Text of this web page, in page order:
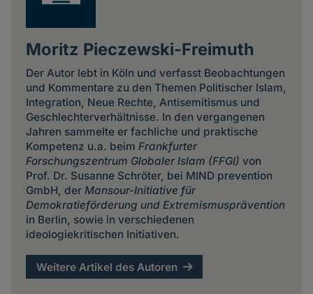
Moritz Pieczewski-Freimuth
Der Autor lebt in Köln und verfasst Beobachtungen
und Kommentare zu den Themen Politischer Islam,
Integration, Neue Rechte, Antisemitismus und
Geschlechterverhältnisse. In den vergangenen
Jahren sammelte er fachliche und praktische
Kompetenz u.a. beim Frankfurter
Forschungszentrum Globaler Islam (FFGI) von
Prof. Dr. Susanne Schröter, bei MIND prevention
GmbH, der Mansour-Initiative für
Demokratieförderung und Extremismusprävention
in Berlin, sowie in verschiedenen
ideologiekritischen Initiativen.
Weitere Artikel des Autoren